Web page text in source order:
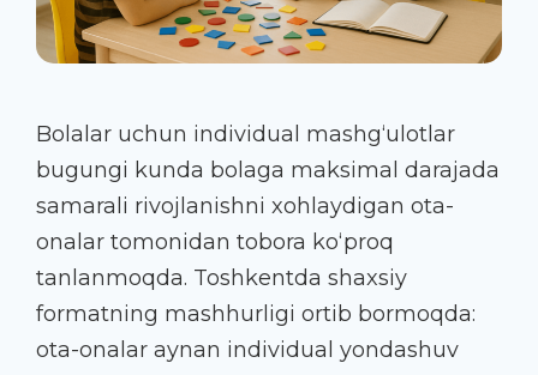
Bolalar uchun individual mashg‘ulotlar
bugungi kunda bolaga maksimal darajada
samarali rivojlanishni xohlaydigan ota-
onalar tomonidan tobora ko‘proq
tanlanmoqda. Toshkentda shaxsiy
formatning mashhurligi ortib bormoqda:
ota-onalar aynan individual yondashuv